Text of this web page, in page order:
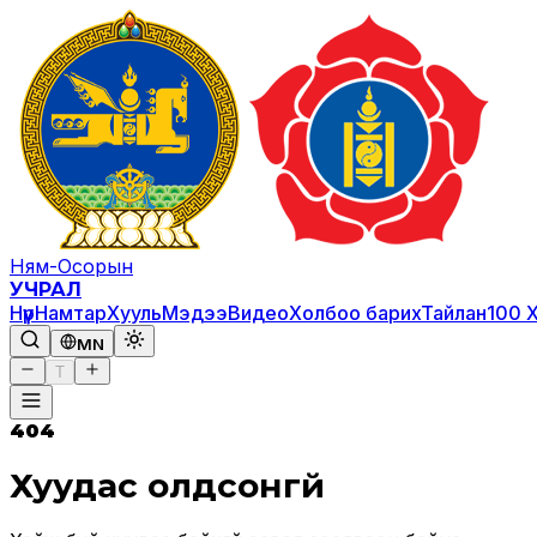
Ням-Осорын
УЧРАЛ
НүүрНамтарХуульМэдээВидеоХолбоо барихТайлан100
MN
T
404
Хуудас олдсонгүй